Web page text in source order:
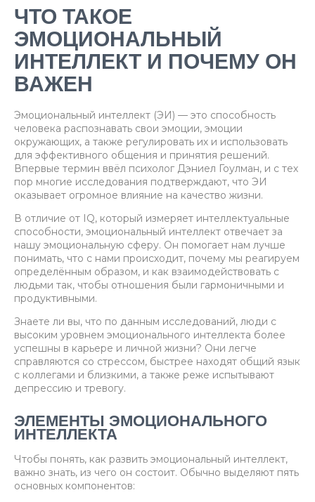
ЧТО ТАКОЕ
ЭМОЦИОНАЛЬНЫЙ
ИНТЕЛЛЕКТ И ПОЧЕМУ ОН
ВАЖЕН
Эмоциональный интеллект (ЭИ) — это способность
человека распознавать свои эмоции, эмоции
окружающих, а также регулировать их и использовать
для эффективного общения и принятия решений.
Впервые термин ввёл психолог Дэниел Гоулман, и с тех
пор многие исследования подтверждают, что ЭИ
оказывает огромное влияние на качество жизни.
В отличие от IQ, который измеряет интеллектуальные
способности, эмоциональный интеллект отвечает за
нашу эмоциональную сферу. Он помогает нам лучше
понимать, что с нами происходит, почему мы реагируем
определённым образом, и как взаимодействовать с
людьми так, чтобы отношения были гармоничными и
продуктивными.
Знаете ли вы, что по данным исследований, люди с
высоким уровнем эмоционального интеллекта более
успешны в карьере и личной жизни? Они легче
справляются со стрессом, быстрее находят общий язык
с коллегами и близкими, а также реже испытывают
депрессию и тревогу.
ЭЛЕМЕНТЫ ЭМОЦИОНАЛЬНОГО
ИНТЕЛЛЕКТА
Чтобы понять, как развить эмоциональный интеллект,
важно знать, из чего он состоит. Обычно выделяют пять
основных компонентов: